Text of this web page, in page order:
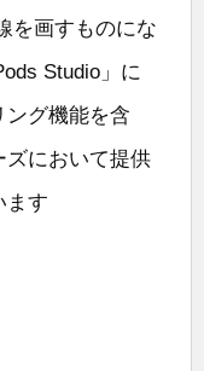
を画すものにな
Studio」に
ング機能を含
ズにおいて提供
ます